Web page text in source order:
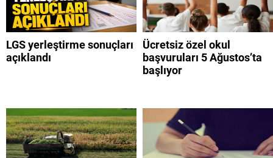
LGS yerleştirme sonuçları
açıklandı
Ücretsiz özel okul
başvuruları 5 Ağustos’ta
başlıyor